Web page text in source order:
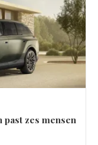
past zes mensen